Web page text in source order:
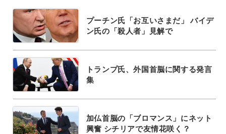
プーチン氏「お互いさまだ」 バイデ
ン氏の「殺人者」見解で
トランプ氏、外国首脳に関する発言
集
加仏首脳の「ブロマンス」にネット
興奮 シチリアで友情花咲く？